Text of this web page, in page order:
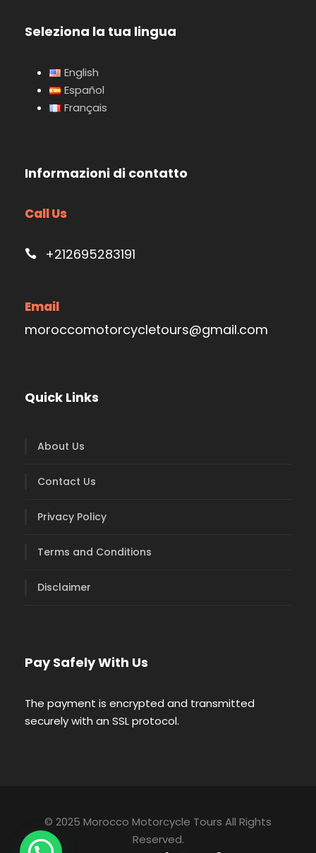
Seleziona la tua lingua
English
Español
Français
Informazioni di contatto
Call Us
+212695283191
Email
moroccomotorcycletours@gmail.com
Quick Links
About Us
Contact Us
Privacy Policy
Terms and Conditions
Disclaimer
Pay Safely With Us
The payment is encrypted and transmitted
securely with an SSL protocol.
© 2025 Morocco Motorcycle Tours All Rights
Reserved.